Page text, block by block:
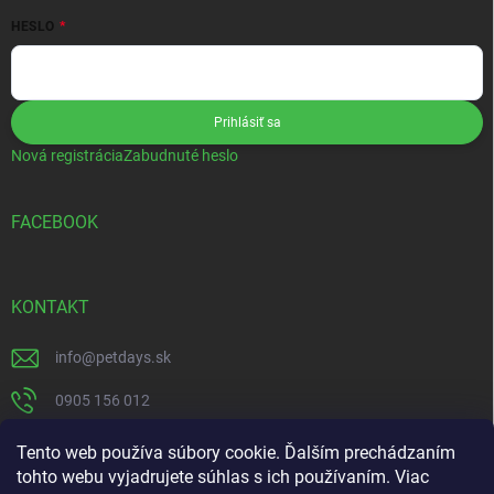
Tento web používa súbory cookie. Ďalším prechádzaním
tohto webu vyjadrujete súhlas s ich používaním. Viac
HESLO
Prihlásiť sa
Nová registráciaZabudnuté heslo
FACEBOOK
KONTAKT
info@petdays.sk
0905 156 012
PetDays